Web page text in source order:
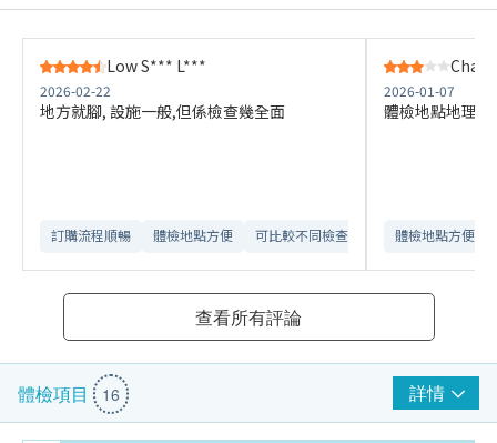
Low S*** L***
2026-02-22
地方就腳, 設施一般,但係檢查幾全面
訂購流程順暢 體檢地點方便 可比較不同檢查計劃
Chan
2026-01-07
體檢地點地理
體檢地點方便
查看所有評論
體檢項目 16 詳情